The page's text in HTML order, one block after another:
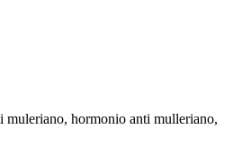
hormonio anti mulleriano,